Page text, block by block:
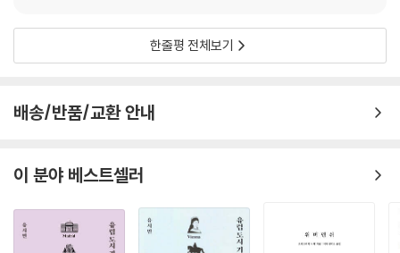
감사의 글
한줄평 전체보기
배송/반품/교환 안내
이 분야 베스트셀러